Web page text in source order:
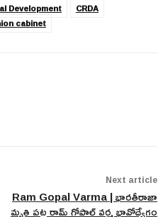
Development
CRDA
cabinet
Next article
Ram Gopal Varma | భారతీరాజా
మృతి పట్ల రామ్ గోపాల్ వర్మ భావోద్వేగం